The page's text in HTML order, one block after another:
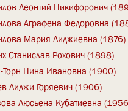
Леонтий Никифорович
Аграфена Федоровна
Мария Лиджиевна (1876)
Станислав Рохович (1898)
Торн Нина Ивановна (1900)
Лиджи Горяевич (1906)
Люсьена Кубатиевна